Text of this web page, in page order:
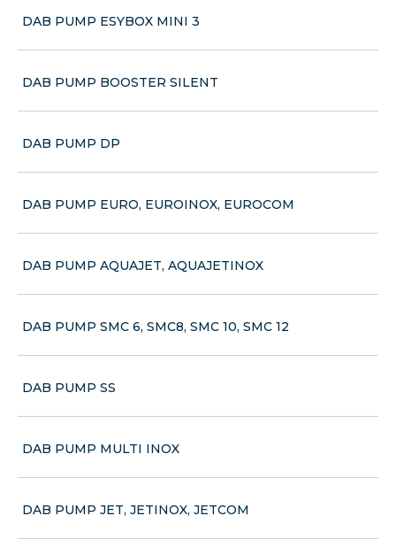
DAB PUMP ESYBOX MINI 3
DAB PUMP BOOSTER SILENT
DAB PUMP DP
DAB PUMP EURO, EUROINOX, EUROCOM
DAB PUMP AQUAJET, AQUAJETINOX
DAB PUMP SMC 6, SMC8, SMC 10, SMC 12
DAB PUMP SS
DAB PUMP MULTI INOX
DAB PUMP JET, JETINOX, JETCOM